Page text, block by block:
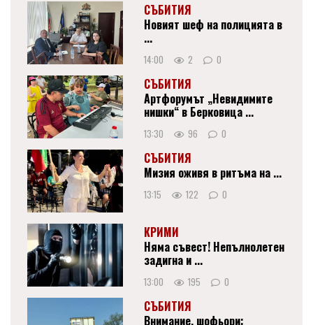
СЪБИТИЯ
Новият шеф на полицията в
...
14:00 2 0
СЪБИТИЯ
Артфорумът „Невидимите
нишки“ в Берковица ...
13:30 96 0
СЪБИТИЯ
Мизия оживя в ритъма на ...
13:15 122 0
КРИМИ
Няма съвест! Непълнолетен
задигна и ...
13:00 195 0
СЪБИТИЯ
Внимание, шофьори: